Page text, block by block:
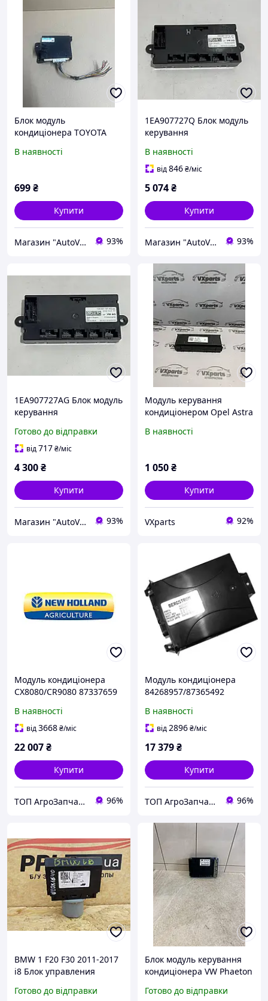
Блок модуль
кондиціонера TOYOTA
42230
В наявності
699₴
Купити
Магазин "AutoVisage" 93%
1EA907727Q Блок модуль
керування
контролем VW Volkswagen
ID.4 ID4 ID.5 Q4 E-TRON
1EA907727AH
В наявності
від846₴/міс
5 074₴
Купити
Магазин "AutoVisage" 93%
1EA907727AG Блок модуль
керування
Volkswagen ID.4 ID4 ID.5
Q4 E-TRON ENYAQ iV
Готово до відправки
від717₴/міс
4 300₴
Купити
Магазин "AutoVisage" 93%
Модуль керування
кондиціонером Opel Astra
керування
В наявності
1 050₴
Купити
VXparts 92%
Модуль кондиціонера
CX8080/CR9080 87337659
В наявності
від3668₴/міс
22 007₴
Купити
ТОП АгроЗапчастина 96%
Модуль кондиціонера
84268957/87365492
50/CX/CR/Mag.310
47894413
В наявності
від2896₴/міс
17 379₴
Купити
ТОП АгроЗапчастина 96%
BMW 1 F20 F30 2011-2017
i8 Блок управления
климатизацией 6842986-
Готово до відправки
Блок модуль керування
кондиціонера VW Phaeton
Готово до відправки